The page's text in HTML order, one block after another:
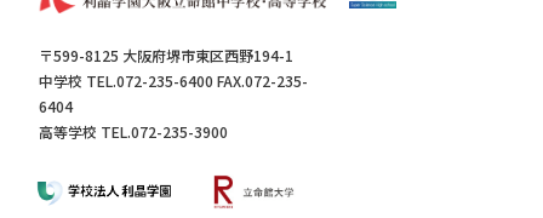
〒599-8125 大阪府堺市東区西野194-1
中学校 TEL.072-235-6400 FAX.072-235-
6404
高等学校 TEL.072-235-3900